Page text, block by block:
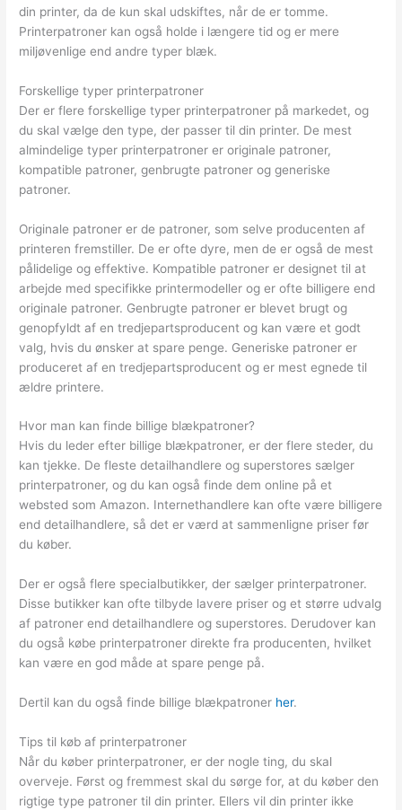
din printer, da de kun skal udskiftes, når de er tomme.
Printerpatroner kan også holde i længere tid og er mere
miljøvenlige end andre typer blæk.
Forskellige typer printerpatroner
Der er flere forskellige typer printerpatroner på markedet, og
du skal vælge den type, der passer til din printer. De mest
almindelige typer printerpatroner er originale patroner,
kompatible patroner, genbrugte patroner og generiske
patroner.
Originale patroner er de patroner, som selve producenten af
printeren fremstiller. De er ofte dyre, men de er også de mest
pålidelige og effektive. Kompatible patroner er designet til at
arbejde med specifikke printermodeller og er ofte billigere end
originale patroner. Genbrugte patroner er blevet brugt og
genopfyldt af en tredjepartsproducent og kan være et godt
valg, hvis du ønsker at spare penge. Generiske patroner er
produceret af en tredjepartsproducent og er mest egnede til
ældre printere.
Hvor man kan finde billige blækpatroner?
Hvis du leder efter billige blækpatroner, er der flere steder, du
kan tjekke. De fleste detailhandlere og superstores sælger
printerpatroner, og du kan også finde dem online på et
websted som Amazon. Internethandlere kan ofte være billigere
end detailhandlere, så det er værd at sammenligne priser før
du køber.
Der er også flere specialbutikker, der sælger printerpatroner.
Disse butikker kan ofte tilbyde lavere priser og et større udvalg
af patroner end detailhandlere og superstores. Derudover kan
du også købe printerpatroner direkte fra producenten, hvilket
kan være en god måde at spare penge på.
Dertil kan du også finde billige blækpatroner her.
Tips til køb af printerpatroner
Når du køber printerpatroner, er der nogle ting, du skal
overveje. Først og fremmest skal du sørge for, at du køber den
rigtige type patroner til din printer. Ellers vil din printer ikke